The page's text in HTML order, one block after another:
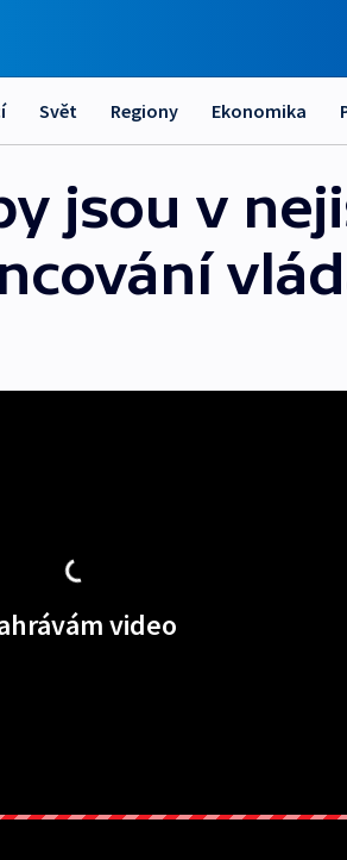
Svět Regiony Ekonomika
jsou v
video